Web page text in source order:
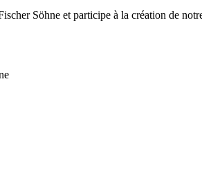
Söhne et participe à la création de